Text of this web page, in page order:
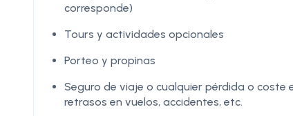
corresponde)
Tours y actividades opcionales
Porteo y propinas
Seguro de viaje o cualquier pérdida o
retrasos en vuelos, accidentes, etc.